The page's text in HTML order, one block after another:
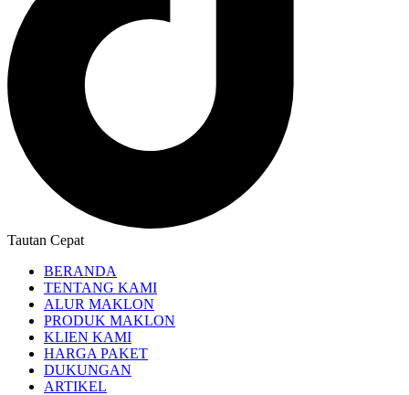
Tautan Cepat
BERANDA
TENTANG KAMI
ALUR MAKLON
PRODUK MAKLON
KLIEN KAMI
HARGA PAKET
DUKUNGAN
ARTIKEL